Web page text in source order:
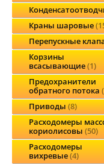
Краны шаровые
Перепускные
Корзины
всасывающие 1
Предохранители
обратного потока
Приводы 8
Расходомеры
кориолисовы 50
Расходомеры
вихревые 4